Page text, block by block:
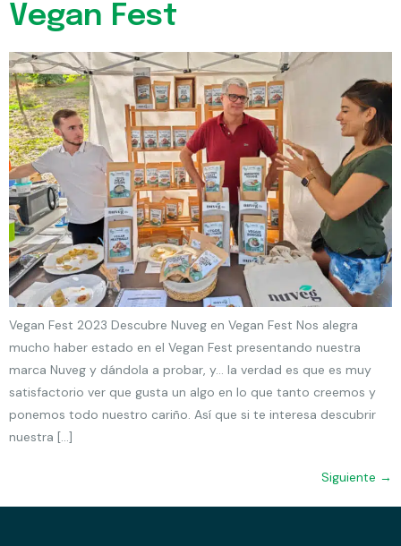
Vegan Fest
Vegan Fest 2023 Descubre Nuveg en Vegan Fest Nos alegra
mucho haber estado en el Vegan Fest presentando nuestra
marca Nuveg y dándola a probar, y… la verdad es que es muy
satisfactorio ver que gusta un algo en lo que tanto creemos y
ponemos todo nuestro cariño. Así que si te interesa descubrir
nuestra […]
Siguiente →